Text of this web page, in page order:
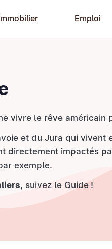
Emploi
vivre le rêve américain
et du Jura qui
directement impactés
exemple.
, suivez le Guide !